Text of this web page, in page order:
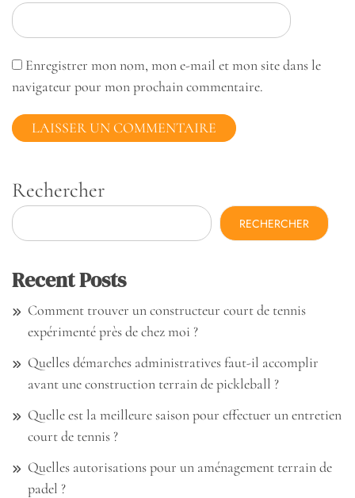
Enregistrer mon nom, mon e-mail et mon site dans le
navigateur pour mon prochain commentaire.
Rechercher
RECHERCHER
Recent Posts
Comment trouver un constructeur court de tennis
expérimenté près de chez moi ?
Quelles démarches administratives faut-il accomplir
avant une construction terrain de pickleball ?
Quelle est la meilleure saison pour effectuer un entretien
court de tennis ?
Quelles autorisations pour un aménagement terrain de
padel ?